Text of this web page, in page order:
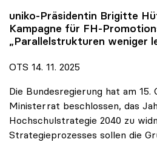
uniko-Präsidentin Brigitte
Kampagne für FH-
„Parallelstrukturen weniger
OTS 14. 11. 2025
Die Bundesregierung hat am 15.
Ministerrat beschlossen, das
Hochschulstrategie 2040 zu
Strategieprozesses sollen die